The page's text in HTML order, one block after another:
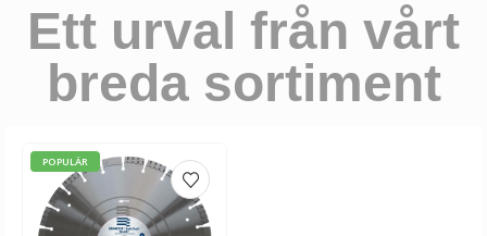
Ett urval från vårt
breda sortiment
POPULÄR